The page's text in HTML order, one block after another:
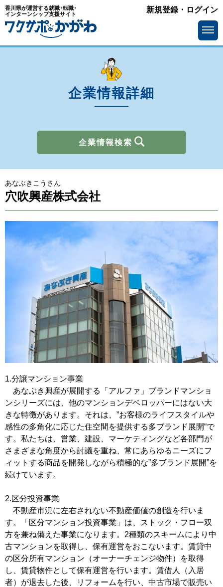
香川県が運営する就職･転職･
インターンシップ支援サイト
新規登録・ログイン
企業情報詳細
企業情報検索
業種を選ぶ
メーカー
求人情報を選ぶ
で選ぶ
検索
あなぶきこうさん
穴吹興産株式会社
1.分譲マンション事業
あなぶき興産が展開する「アルファ」ブランドマンショ
ンシリーズには、他のマンションデベロッパーにはない大
きな特徴があります。それは、”お客様のライフスタイルや
感性の多角化に応じた住空間を提供する多ブランド展開“で
す。私たちは、営業、建設、マーケティングなど各部門が
さまざまな角度から討議を重ね、常にあらゆるニーズにフ
ィットする商品を開発しながら積極的な”多ブランド展開”を
続けています。
2.区分投資事業
不動産市況に左右されない不動産価値の創造を行いま
す。「区分マンション投資事業」は、ストック・フロー双
方を兼ね備えた事業になります。2種類のスキームにより中
古マンションを取得し、保有運営をおこないます。賃貸中
の区分所有マンション（オーナーチェンジ物件）を取得
し、賃貸物件として保有運営を行います。賃借人（入居
者）が退去した後、リフォームを行い、中古市場で販売い